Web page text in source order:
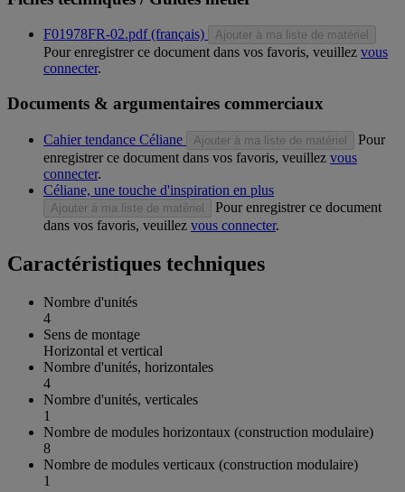
F01978FR-02.pdf (français) Ajouter à ma liste de matériel
Pour enregistrer ce document dans vos favoris, veuillez vous
connecter.
Documents & argumentaires commerciaux
Cahier tendance Céliane Ajouter à ma liste de matériel
Pour
enregistrer ce document dans vos favoris, veuillez vous
connecter.
Céliane, une touche d'inspiration en plus
Ajouter à ma liste de matériel
Pour enregistrer ce document
dans vos favoris, veuillez vous connecter.
Caractéristiques techniques
Nombre d'unités
4
Sens de montage
Horizontal et vertical
Nombre d'unités, horizontales
4
Nombre d'unités, verticales
1
Nombre de modules horizontaux (construction modulaire)
8
Nombre de modules verticaux (construction modulaire)
1